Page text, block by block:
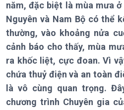
Tin Chính trị
Chính phủ với người dân
Quốc hội với cử tri
Xây dựng đảng
Đảng trong cuộc sống
Nhận diện sự thật
Pháp luật và đời sống
năm, đặc biệt là mùa mưa
Nguyên và Nam Bộ có thể
thường, vào khoảng nửa
cảnh báo cho thấy, mùa
ra khốc liệt, cực đoan. Vì
chứa thuỷ điện và an toàn
là vô cùng quan trọng.
chương trình Chuyên gia